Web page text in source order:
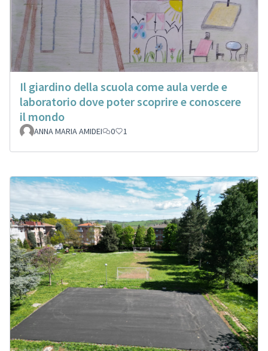
Il giardino della scuola come aula verde e
laboratorio dove poter scoprire e conoscere
il mondo
ANNA MARIA AMIDEI 0 1